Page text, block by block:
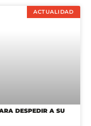
ACTUALIDAD
DESPEDIR A SU